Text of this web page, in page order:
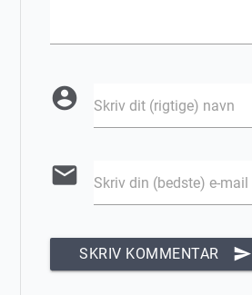
account_circle Skriv dit (rigtige) navn
email Skriv din (bedste) e-mail
SKRIV KOMMENTAR send